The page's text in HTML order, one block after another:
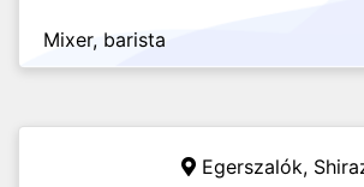
Mixer, barista
Egerszalók,